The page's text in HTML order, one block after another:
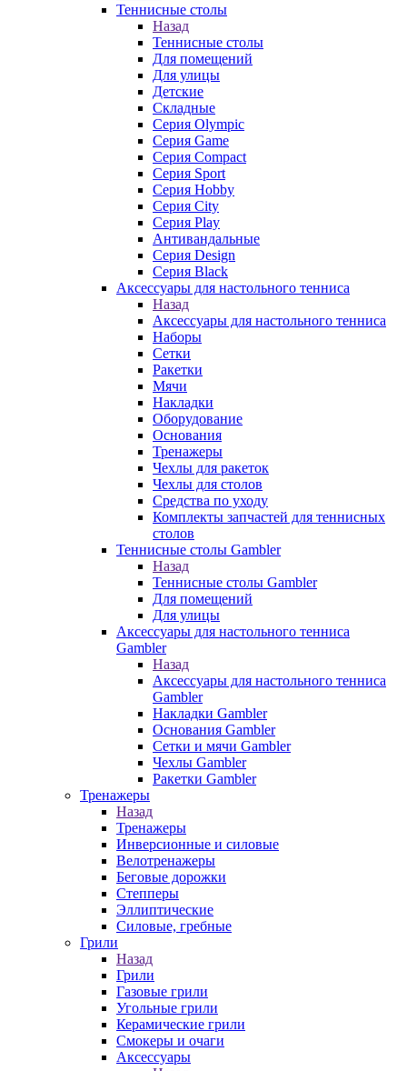
Теннисные столы
Назад
Теннисные столы
Для помещений
Для улицы
Детские
Складные
Серия Olympic
Серия Game
Серия Compact
Серия Sport
Серия Hobby
Серия City
Серия Play
Антивандальные
Серия Design
Серия Black
Аксессуары для настольного тенниса
Назад
Аксессуары для настольного тенниса
Наборы
Сетки
Ракетки
Мячи
Накладки
Оборудование
Основания
Тренажеры
Чехлы для ракеток
Чехлы для столов
Средства по уходу
Комплекты запчастей для теннисных
столов
Теннисные столы Gambler
Назад
Теннисные столы Gambler
Для помещений
Для улицы
Аксессуары для настольного тенниса
Gambler
Назад
Аксессуары для настольного тенниса
Gambler
Накладки Gambler
Основания Gambler
Сетки и мячи Gambler
Чехлы Gambler
Ракетки Gambler
Тренажеры
Назад
Тренажеры
Инверсионные и силовые
Велотренажеры
Беговые дорожки
Степперы
Эллиптические
Силовые, гребные
Грили
Назад
Грили
Газовые грили
Угольные грили
Керамические грили
Смокеры и очаги
Аксессуары